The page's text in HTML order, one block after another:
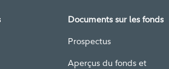
Documents sur les fonds
Prospectus
Aperçus du fonds et